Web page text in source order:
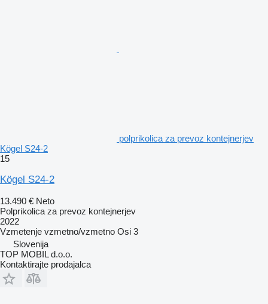
polprikolica za prevoz kontejnerjev
Kögel S24-2
15
Kögel S24-2
13.490 € Neto
Polprikolica za prevoz kontejnerjev
2022
Vzmetenje vzmetno/vzmetno Osi 3
Slovenija
TOP MOBIL d.o.o.
Kontaktirajte prodajalca